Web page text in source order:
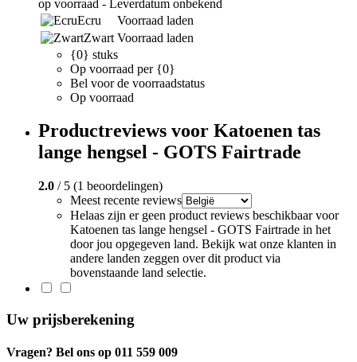
op voorraad - Leverdatum onbekend
Ecru
Voorraad laden
Zwart Voorraad laden
{0} stuks
Op voorraad per {0}
Bel voor de voorraadstatus
Op voorraad
Productreviews voor Katoenen tas
lange hengsel - GOTS Fairtrade
2.0 / 5 (1 beoordelingen)
Meest recente reviews
Helaas zijn er geen product reviews beschikbaar voor
Katoenen tas lange hengsel - GOTS Fairtrade in het
door jou opgegeven land. Bekijk wat onze klanten in
andere landen zeggen over dit product via
bovenstaande land selectie.
Uw prijsberekening
Vragen? Bel ons op 011 559 009